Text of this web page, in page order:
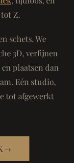
Z.
schets. We
3D, verfijnen
plaatsen dan
Eén studio,
tot afgewerkt
→